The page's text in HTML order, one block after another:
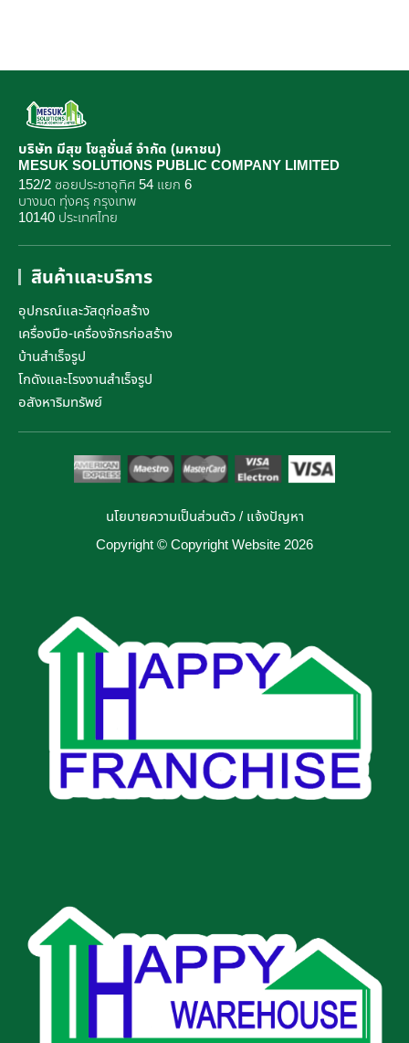
บริษัท มีสุข โซลูชั่นส์ จำกัด (มหาชน)
MESUK SOLUTIONS PUBLIC COMPANY LIMITED
152/2 ซอยประชาอุทิศ 54 แยก 6
บางมด ทุ่งครุ กรุงเทพ
10140 ประเทศไทย
สินค้าและบริการ
อุปกรณ์และวัสดุก่อสร้าง
เครื่องมือ-เครื่องจักรก่อสร้าง
บ้านสำเร็จรูป
โกดังและโรงงานสำเร็จรูป
อสังหาริมทรัพย์
นโยบายความเป็นส่วนตัว/ แจ้งปัญหา
Copyright © Copyright Website 2026